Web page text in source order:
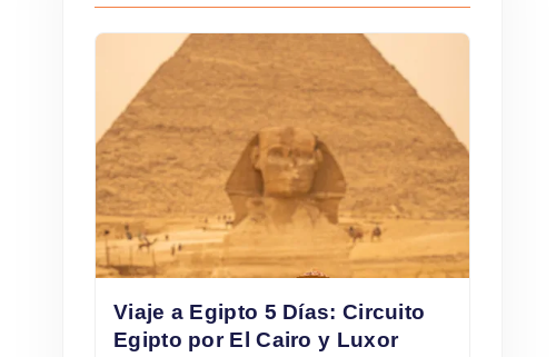
Viaje a Egipto 5 Días: Circuito
Egipto por El Cairo y Luxor